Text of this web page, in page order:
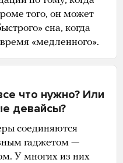
того, он может
сна, когда
«медленного».
что нужно? Или
девайсы?
соединяются
гаджетом —
У многих из них